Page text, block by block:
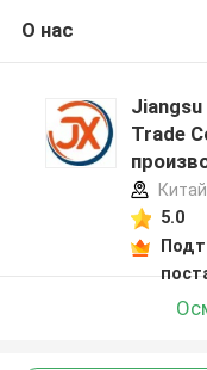
О нас
Trade
Китай
5.0